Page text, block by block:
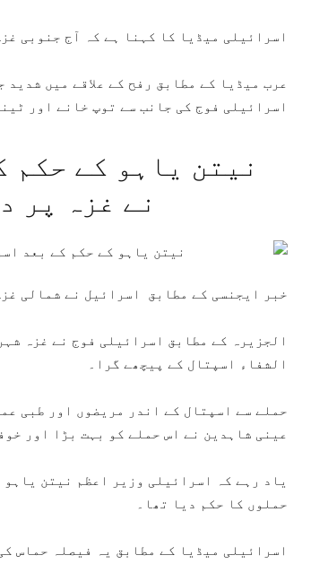
اسرائیلی میڈیا کا کہنا ہے کہ آج جنوبی
عرب میڈیا کے مطابق رفح کے علاقے میں
اسرائیلی فوج کی جانب سے توپ خانے اور
نیتن یاہو کے حکم
نے غزہ پر
خبر ایجنسی کے مطابق اسرائیل نے شمالی
الجزیرہ کے مطابق اسرائیلی فوج نے غزہ
الشفاء اسپتال کے پیچھے گرا۔
حملے سے اسپتال کے اندر مریضوں اور طبی
عینی شاہدین نے اس حملے کو بہت بڑا اور
یاد رہے کہ اسرائیلی وزیر اعظم نیتن
حملوں کا حکم دیا تھا۔
اسرائیلی میڈیا کے مطابق یہ فیصلہ حماس